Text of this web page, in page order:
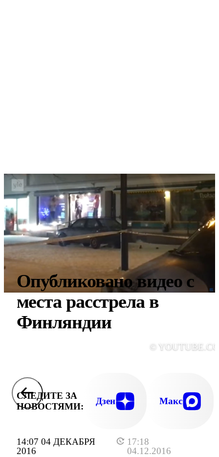
14:07 04 ДЕКАБРЯ
2016
17:18
04.12.2016
Опубликовано видео с
места расстрела в
Финляндии
©
СЛЕДИТЕ ЗА
НОВОСТЯМИ:
Дзен Макс